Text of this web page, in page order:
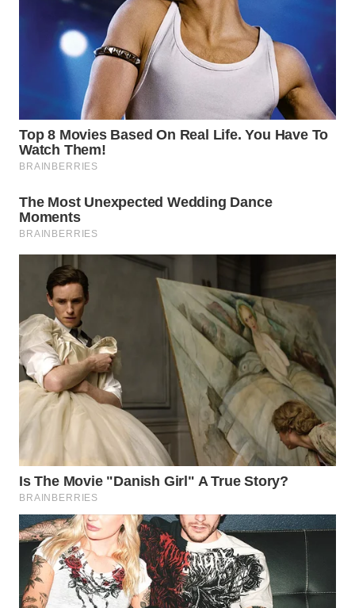
CO ID
WAHANANEWS
WAHANA
SPORT
UMKM
SELEB
WAHANA
PERSONA
WAHANA
OTOMOTIF
WAHANA
WAHANA
DESA
WISATA
LAPAK
WAHANA